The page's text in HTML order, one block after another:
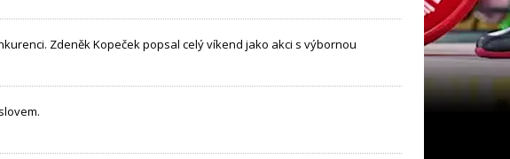
Zdeněk Kopeček popsal celý víkend jako akci s výbornou